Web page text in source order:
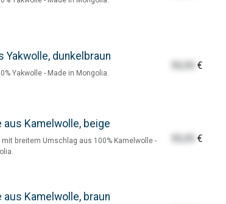
Yakwolle, dunkelbraun
Yakwolle - Made in Mongolia.
€
aus Kamelwolle, beige
mit breitem Umschlag aus 100% Kamelwolle -
€
aus Kamelwolle, braun